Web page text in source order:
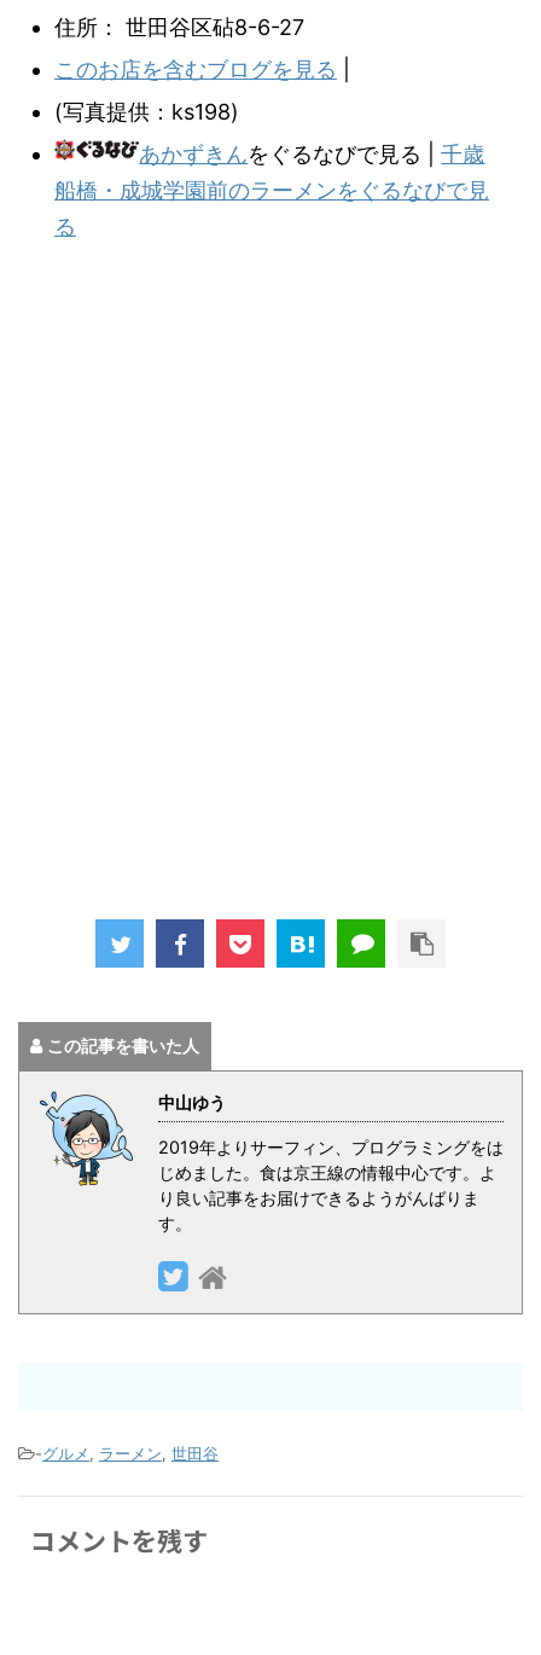
住所： 世田谷区砧8-6-27
このお店を含むブログを見る
(写真提供：ks198)
あかずきんをぐるなびで見る |千歳
船橋・成城学園前のラーメンをぐるなびで見
る
この記事を書いた人
中山ゆう
2019年よりサーフィン、プログラミングをは
じめました。食は京王線の情報中心です。よ
り良い記事をお届けできるようがんばりま
す。
-グルメ, ラーメン, 世田谷
コメントを残す